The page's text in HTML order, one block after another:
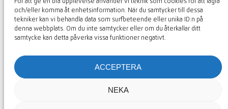
För att ge en bra upplevelse använder vi teknik som cookies för att lagra
och/eller komma åt enhetsinformation. När du samtycker till dessa
tekniker kan vi behandla data som surfbeteende eller unika ID:n på
denna webbplats. Om du inte samtycker eller om du återkallar ditt
samtycke kan detta påverka vissa funktioner negativt.
ACCEPTERA
NEKA
KONTAKT MEDLEMSSIDOR
042-34 68 60|
263 72 SKÄRET